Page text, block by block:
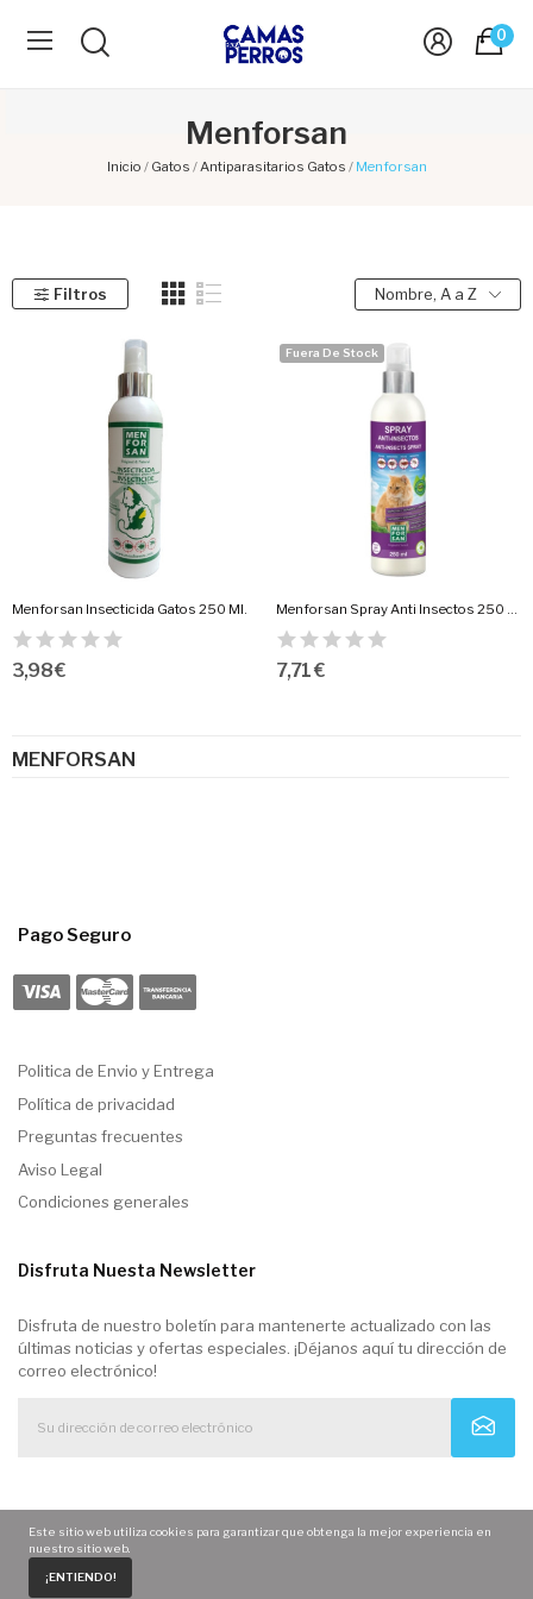
Home
0
Menforsan
Inicio Gatos Antiparasitarios Gatos Menforsan
MENFORSAN
Filtros Nombre, A a Z
Menforsan Insecticida Gatos 250 Ml.
3,98 €
Fuera De Stock
Menforsan Spray Anti Insectos 250 Ml.Gatos
7,71 €
Pago Seguro
Politica de Envio y Entrega
Política de privacidad
Preguntas frecuentes
Aviso Legal
Condiciones generales
Disfruta Nuesta Newsletter
Disfruta de nuestro boletín para mantenerte actualizado con las
últimas noticias y ofertas especiales. ¡Déjanos aquí tu dirección de
correo electrónico!
Este sitio web utiliza cookies para garantizar que obtenga la mejor experiencia en
nuestro sitio web.
¡ENTIENDO!